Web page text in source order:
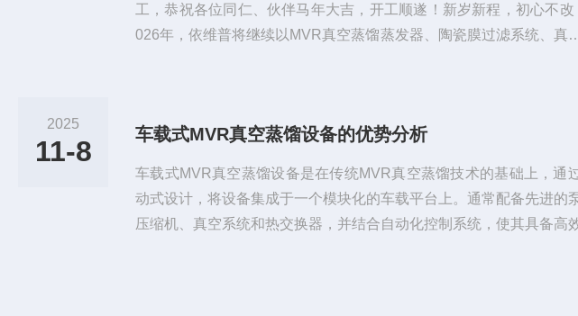
工，恭祝各位同仁、伙伴马年大吉，开工顺遂！新岁新程，初心不改
026年，依维普将继续以MVR真空蒸馏蒸发器、陶瓷膜过滤系统、真空
携手，共赴高质量发展新征程，为工业绿色发展注入强劲动力！祝各位
2025
11-8
车载式MVR真空蒸馏设备的优势分析
车载式MVR真空蒸馏设备是在传统MVR真空蒸馏技术的基础上，通
动式设计，将设备集成于一个模块化的车载平台上。通常配备先进的泵
压缩机、真空系统和热交换器，并结合自动化控制系统，使其具备高